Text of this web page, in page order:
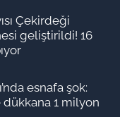
Çekirdeği
geliştirildi! 16
esnafa şok:
1 milyon